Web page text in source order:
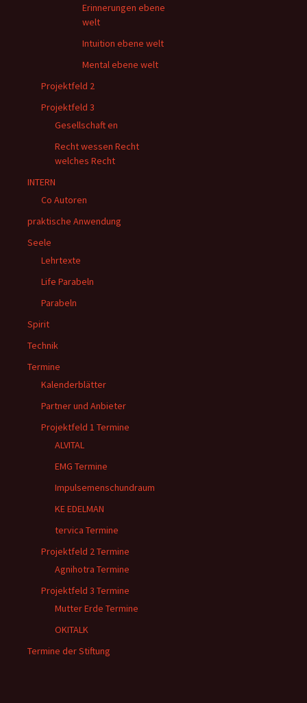
Erinnerungen ebene
welt
Intuition ebene welt
Mental ebene welt
Projektfeld 2
Projektfeld 3
Gesellschaft en
Recht wessen Recht
welches Recht
INTERN
Co Autoren
praktische Anwendung
Seele
Lehrtexte
Life Parabeln
Parabeln
Spirit
Technik
Termine
Kalenderblätter
Partner und Anbieter
Projektfeld 1 Termine
ALVITAL
EMG Termine
Impulsemenschundraum
KE EDELMAN
tervica Termine
Projektfeld 2 Termine
Agnihotra Termine
Projektfeld 3 Termine
Mutter Erde Termine
OKITALK
Termine der Stiftung